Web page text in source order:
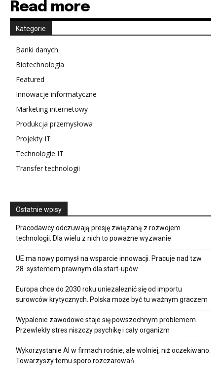
Read more
Kategorie
Banki danych
Biotechnologia
Featured
Innowacje informatyczne
Marketing internetowy
Produkcja przemysłowa
Projekty IT
Technologie IT
Transfer technologii
Ostatnie wpisy
Pracodawcy odczuwają presję związaną z rozwojem
technologii. Dla wielu z nich to poważne wyzwanie
UE ma nowy pomysł na wsparcie innowacji. Pracuje nad tzw.
28. systemem prawnym dla start-upów
Europa chce do 2030 roku uniezależnić się od importu
surowców krytycznych. Polska może być tu ważnym graczem
Wypalenie zawodowe staje się powszechnym problemem.
Przewlekły stres niszczy psychikę i cały organizm
Wykorzystanie AI w firmach rośnie, ale wolniej, niż oczekiwano.
Towarzyszy temu sporo rozczarowań